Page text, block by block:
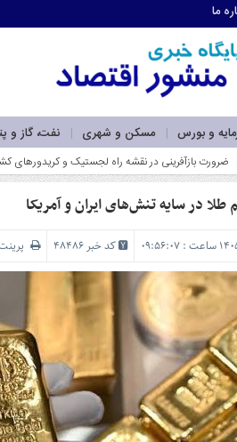
ما
و بورس مسکن و شهری نفت، گاز و
وزیر صمت بر گسترش همکا_
طلا در سایه تنش‌های ایران و آمریکا
کد خبر 48486